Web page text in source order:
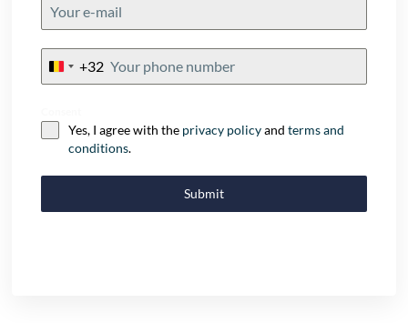
Belgium
+32
Yes, I agree with the privacy policyandterms and
conditions.
Submit